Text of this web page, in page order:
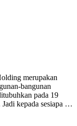
merupakan
bangunan
pada 19
kepada sesiapa …